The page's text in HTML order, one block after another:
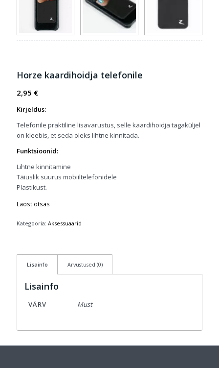
Horze kaardihoidja telefonile
2,95 €
Kirjeldus:
Telefonile praktiline lisavarustus, selle kaardihoidja tagaküljel
on kleebis, et seda oleks lihtne kinnitada.
Funktsioonid:
Lihtne kinnitamine
Täiuslik suurus mobiiltelefonidele
Plastikust.
Laost otsas
Kategooria: Aksessuaarid
Lisainfo Arvustused (0)
Lisainfo
VÄRV Must